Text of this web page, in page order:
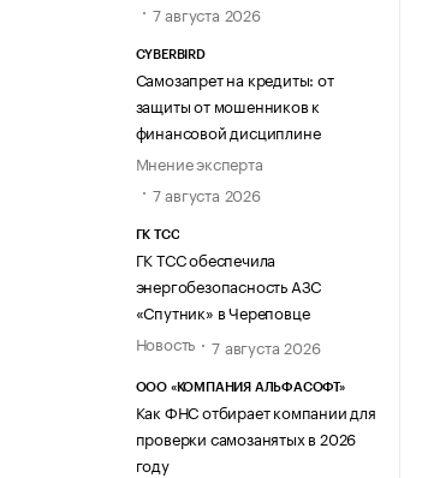
7 августа 2026
CYBERBIRD
Самозапрет на кредиты: от
защиты от мошенников к
финансовой дисциплине
Мнение эксперта
7 августа 2026
ГК ТСС
ГК ТСС обеспечила
энергобезопасность АЗС
«Спутник» в Череповце
Новость
7 августа 2026
ООО «КОМПАНИЯ АЛЬФАСОФТ»
Как ФНС отбирает компании для
проверки самозанятых в 2026
году